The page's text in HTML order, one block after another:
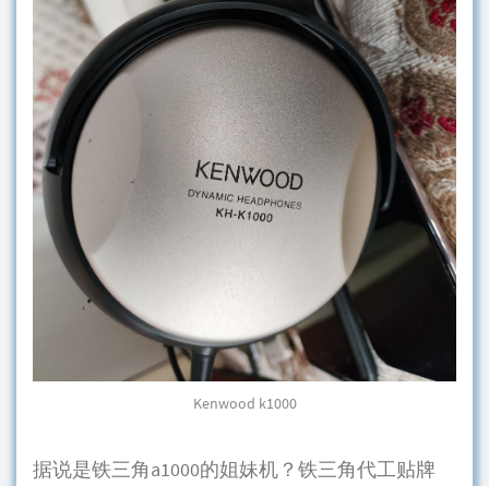
Kenwood k1000
据说是铁三角a1000的姐妹机？铁三角代工贴牌